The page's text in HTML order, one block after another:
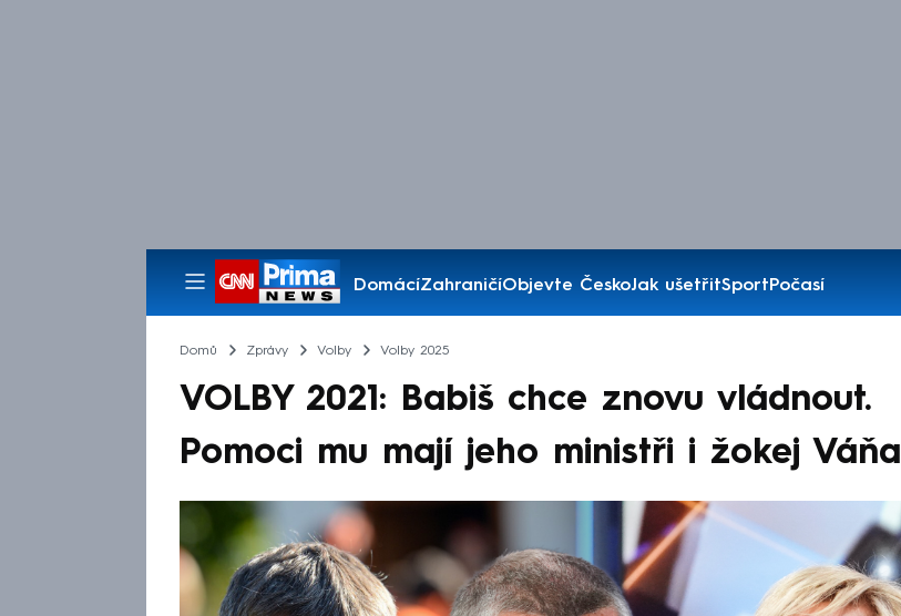
DomácíZahraničíObjevte ČeskoJak ušetřitSportPočasí
Pořady
Domů Zprávy Volby Volby 2025
VOLBY 2021: Babiš chce znovu vládnout.
Pomoci mu mají jeho ministři i žokej Váňa